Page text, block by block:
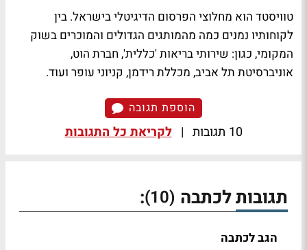
טוויסטד הוא מחלוצי הפרסום הדיגיטלי בישראל. בין
לקוחותיו נמנים כמה מהמותגים הגדולים והמוכרים בשוק
המקומי, כגון: שירותי בריאות 'כללית', חברת הוט,
אוניברסיטת תל אביב, מכללת רידמן, קניוני עופר ועוד.
הוספת תגובה
10 תגובות | לקריאת כל התגובות
תגובות לכתבה (10)
:
הגב לכתבה